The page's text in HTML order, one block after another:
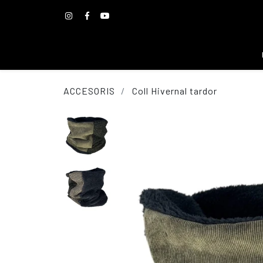
ACCESORIS Coll Hivernal tardor